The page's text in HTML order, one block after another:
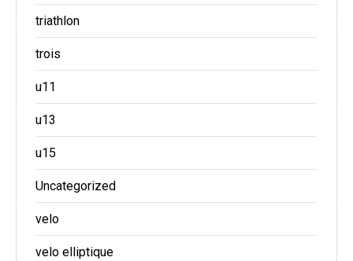
triathlon
trois
u11
u13
u15
Uncategorized
velo
velo elliptique